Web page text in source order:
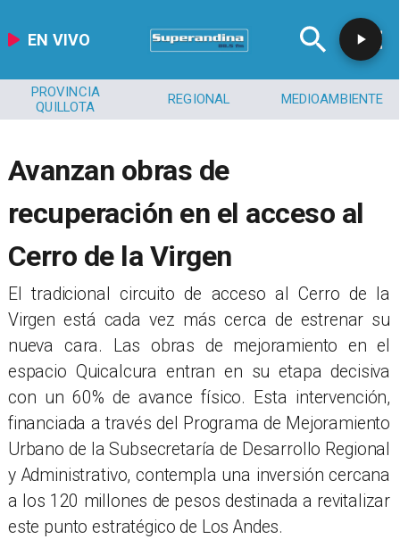
EN VIVO
PROVINCIA
QUILLOTA
REGIONAL MEDIOAMBIENTE
Avanzan obras de
recuperación en el acceso al
Cerro de la Virgen
El tradicional circuito de acceso al Cerro de la
Virgen está cada vez más cerca de estrenar su
nueva cara. Las obras de mejoramiento en el
espacio Quicalcura entran en su etapa decisiva
con un 60% de avance físico. Esta intervención,
financiada a través del Programa de Mejoramiento
Urbano de la Subsecretaría de Desarrollo Regional
y Administrativo, contempla una inversión cercana
a los 120 millones de pesos destinada a revitalizar
este punto estratégico de Los Andes.